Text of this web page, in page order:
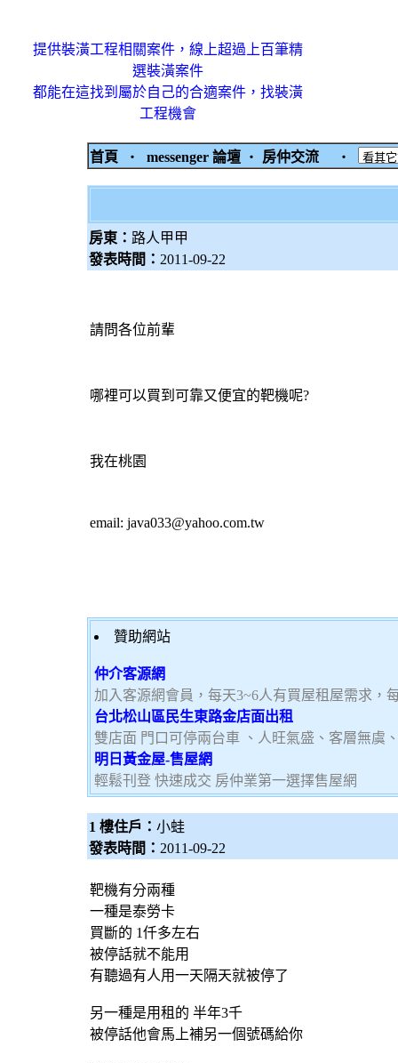
提供裝潢工程相關案件，線上超過上百筆精
選裝潢案件
都能在這找到屬於自己的合適案件，找裝潢
工程機會
首頁 ‧ messenger 論壇 ‧ 房仲交流 ‧
房東： 路人甲甲
發表時間： 2011-09-22
請問各位前輩
哪裡可以買到可靠又便宜的靶機呢?
我在桃園
email: java033@yahoo.com.tw
贊助網站
仲介客源網
加入客源網會員，每天3~6人有買屋租屋需求，
台北松山區民生東路金店面出租
雙店面 門口可停兩台車 、人旺氣盛、客層無虞
明日黃金屋-售屋網
輕鬆刊登 快速成交 房仲業第一選擇售屋網
1 樓住戶： 小蛙
發表時間： 2011-09-22
靶機有分兩種
一種是泰勞卡
買斷的 1仟多左右
被停話就不能用
有聽過有人用一天隔天就被停了
另一種是用租的 半年3千
被停話他會馬上補另一個號碼給你